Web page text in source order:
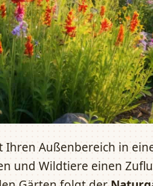
Außenbereich in
und Wildtiere einen